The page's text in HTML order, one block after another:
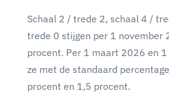
Schaal 2 / trede 2, schaal 4 /
trede 0 stijgen per 1 november
procent. Per 1 maart 2026 en
ze met de standaard
procent en 1,5 procent.